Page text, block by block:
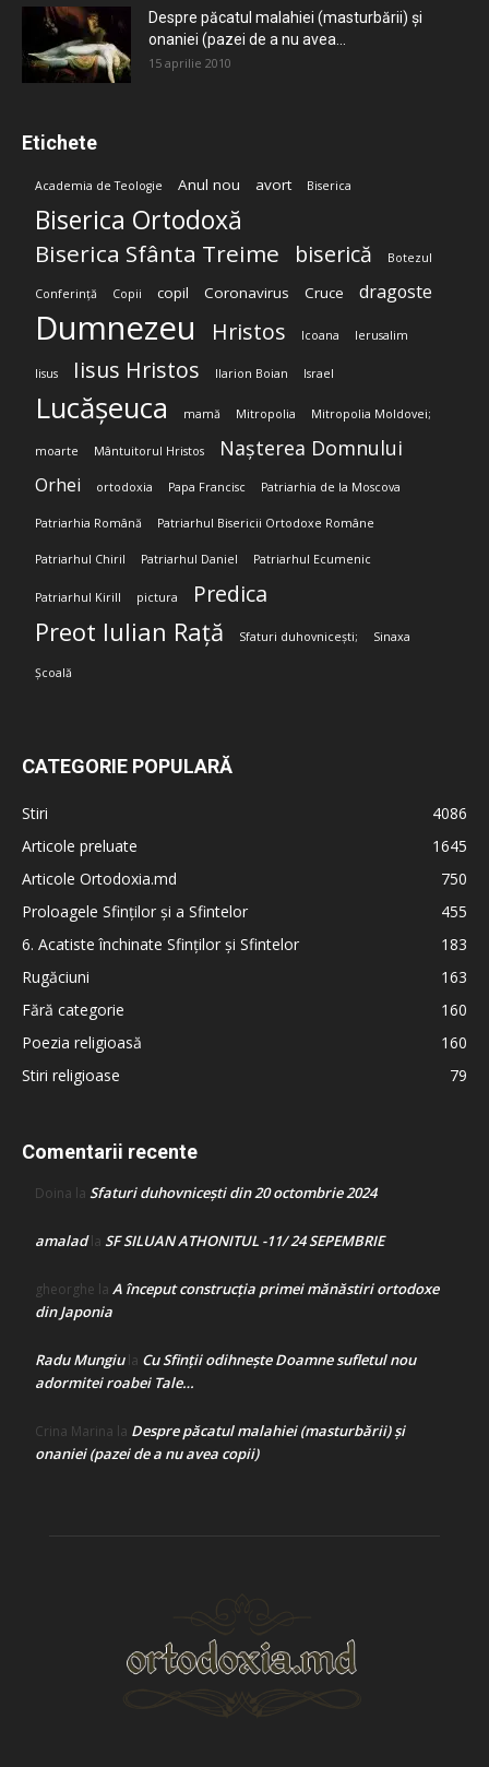
Despre păcatul malahiei (masturbării) şi
onaniei (pazei de a nu avea...
15 aprilie 2010
Etichete
Academia de Teologie Anul nou avort Biserica
Biserica Ortodoxă
Biserica Sfânta Treime biserică Botezul
Conferință Copii copil Coronavirus Cruce dragoste
Dumnezeu Hristos Icoana Ierusalim
Iisus Iisus Hristos Ilarion Boian Israel
Lucășeuca mamă Mitropolia Mitropolia Moldovei;
moarte Mântuitorul Hristos Nașterea Domnului
Orhei ortodoxia Papa Francisc Patriarhia de la Moscova
Patriarhia Română Patriarhul Bisericii Ortodoxe Române
Patriarhul Chiril Patriarhul Daniel Patriarhul Ecumenic
Patriarhul Kirill pictura Predica
Preot Iulian Rață Sfaturi duhovnicești; Sinaxa
Școală
CATEGORIE POPULARĂ
Stiri
4086
Articole preluate
1645
Articole Ortodoxia.md
750
Proloagele Sfinților și a Sfintelor
455
6. Acatiste închinate Sfinților și Sfintelor
183
Rugăciuni
163
Fără categorie
160
Poezia religioasă
160
Stiri religioase
79
Comentarii recente
Doina la Sfaturi duhovnicești din 20 octombrie 2024
amaladla SF SILUAN ATHONITUL -11/ 24 SEPEMBRIE
gheorghe la A început construcţia primei mănăstiri ortodoxe
din Japonia
Radu Mungiula Cu Sfinții odihnește Doamne sufletul nou
adormitei roabei Tale…
Crina Marina la Despre păcatul malahiei (masturbării) şi
onaniei (pazei de a nu avea copii)